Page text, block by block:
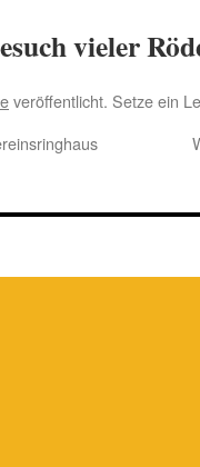
vieler
veröffentlicht. Setze ein